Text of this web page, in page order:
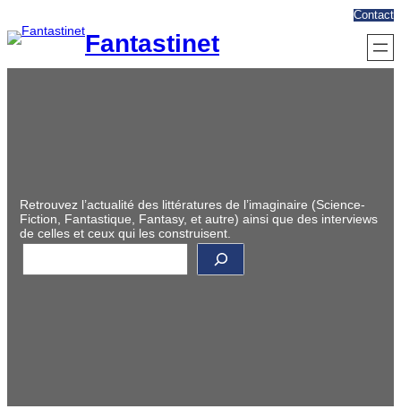
au
contenu
Fantastinet
Contact
Retrouvez l’actualité des littératures de l’imaginaire (Science-
Fiction, Fantastique, Fantasy, et autre) ainsi que des interviews
de celles et ceux qui les construisent.
R
c